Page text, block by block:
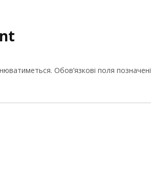
Обов’язкові поля позначені